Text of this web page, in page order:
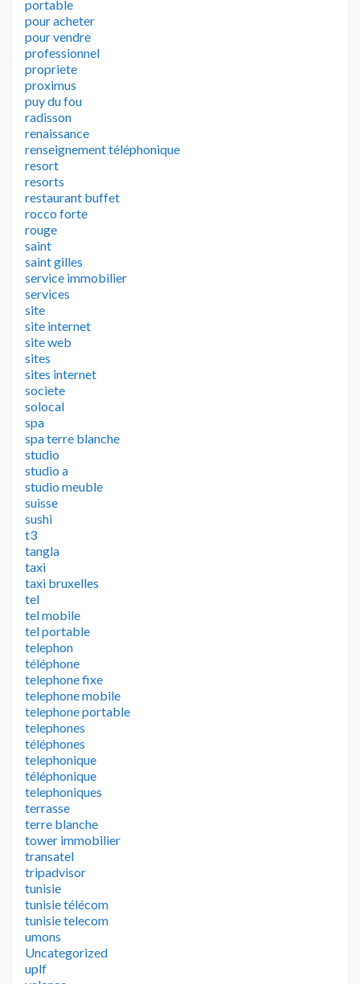
portable
pour acheter
pour vendre
professionnel
propriete
proximus
puy du fou
radisson
renaissance
renseignement téléphonique
resort
resorts
restaurant buffet
rocco forte
rouge
saint
saint gilles
service immobilier
services
site
site internet
site web
sites
sites internet
societe
solocal
spa
spa terre blanche
studio
studio a
studio meuble
suisse
sushi
t3
tangla
taxi
taxi bruxelles
tel
tel mobile
tel portable
telephon
téléphone
telephone fixe
telephone mobile
telephone portable
telephones
téléphones
telephonique
téléphonique
telephoniques
terrasse
terre blanche
tower immobilier
transatel
tripadvisor
tunisie
tunisie télécom
tunisie telecom
umons
Uncategorized
uplf